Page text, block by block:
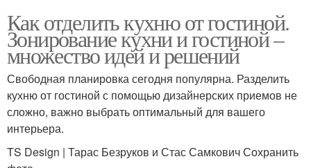
Как отделить кухню от гостиной.
Зонирование кухни и гостиной –
множество идей и решений
Свободная планировка сегодня популярна. Разделить
кухню от гостиной с помощью дизайнерских приемов не
сложно, важно выбрать оптимальный для вашего
интерьера.
TS Design | Тарас Безруков и Стас Самкович Сохранить